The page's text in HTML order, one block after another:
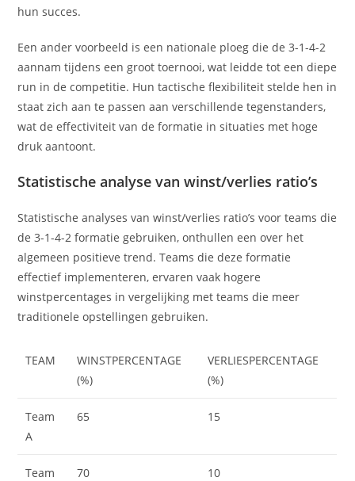
hun succes.
Een ander voorbeeld is een nationale ploeg die de 3-1-4-2
aannam tijdens een groot toernooi, wat leidde tot een diepe
run in de competitie. Hun tactische flexibiliteit stelde hen in
staat zich aan te passen aan verschillende tegenstanders,
wat de effectiviteit van de formatie in situaties met hoge
druk aantoont.
Statistische analyse van winst/verlies ratio’s
Statistische analyses van winst/verlies ratio’s voor teams die
de 3-1-4-2 formatie gebruiken, onthullen een over het
algemeen positieve trend. Teams die deze formatie
effectief implementeren, ervaren vaak hogere
winstpercentages in vergelijking met teams die meer
traditionele opstellingen gebruiken.
TEAM
WINSTPERCENTAGE
(%)
VERLIESPERCENTAGE
(%)
Team
A
65 15
Team
70 10